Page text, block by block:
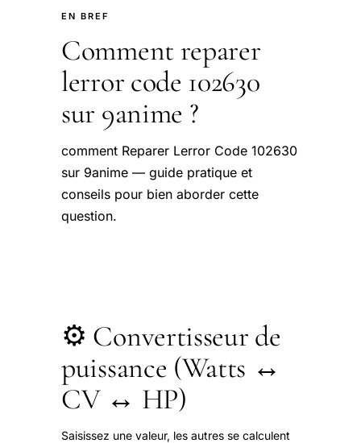
EN BREF
Comment reparer
lerror code 102630
sur 9anime ?
comment Reparer Lerror Code 102630
sur 9anime — guide pratique et
conseils pour bien aborder cette
question.
⚙️ Convertisseur de
puissance (Watts ↔
CV ↔ HP)
Saisissez une valeur, les autres se calculent